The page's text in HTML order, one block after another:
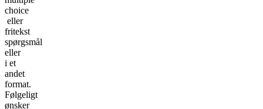
choice
eller
fritekst
spørgsmål
eller
i et
andet
format.
Følgeligt
ønsker